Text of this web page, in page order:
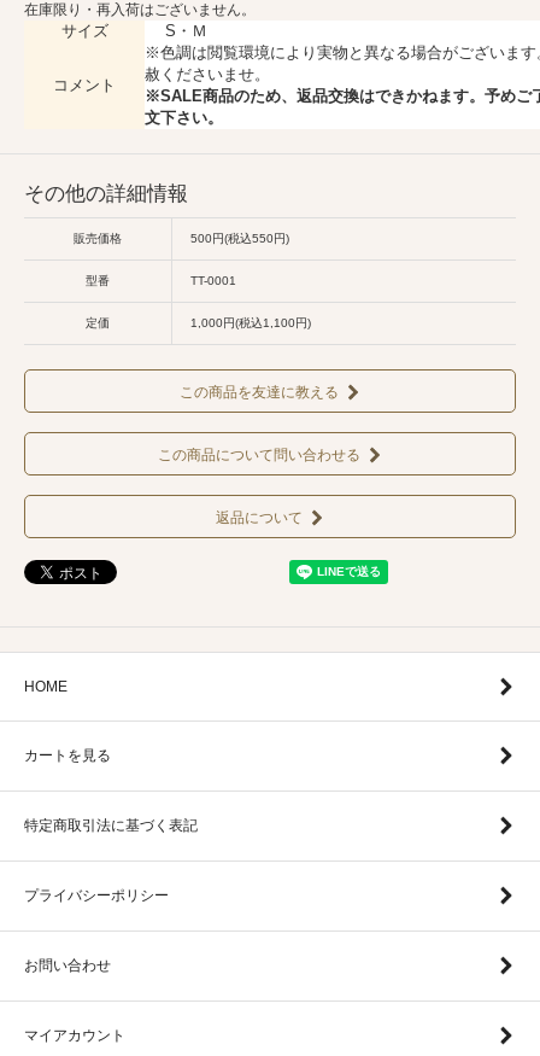
在庫限り・再入荷はございません。
サイズ S・Ｍ
コメント
※色調は閲覧環境により実物と異なる場合がございま
赦くださいませ。
※SALE商品のため、返品交換はできかねます。予めご
文下さい。
その他の詳細情報
販売価格 500円(税込550円)
型番 TT-0001
定価 1,000円(税込1,100円)
この商品を友達に教える
この商品について問い合わせる
返品について
HOME
カートを見る
特定商取引法に基づく表記
プライバシーポリシー
お問い合わせ
マイアカウント